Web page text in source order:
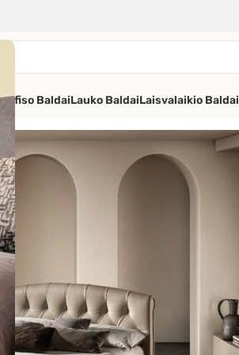
Ofiso BaldaiLauko BaldaiLaisvalaikio Baldai